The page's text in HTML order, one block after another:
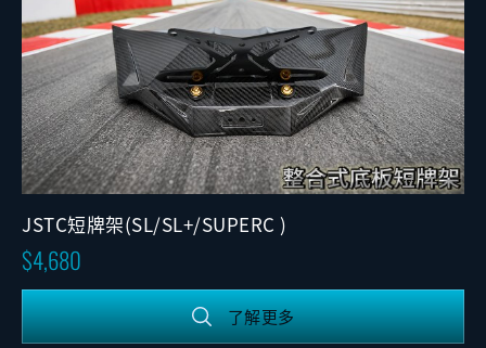
JSTC短牌架(SL/SL+/SUPERC )
4,680
了解更多